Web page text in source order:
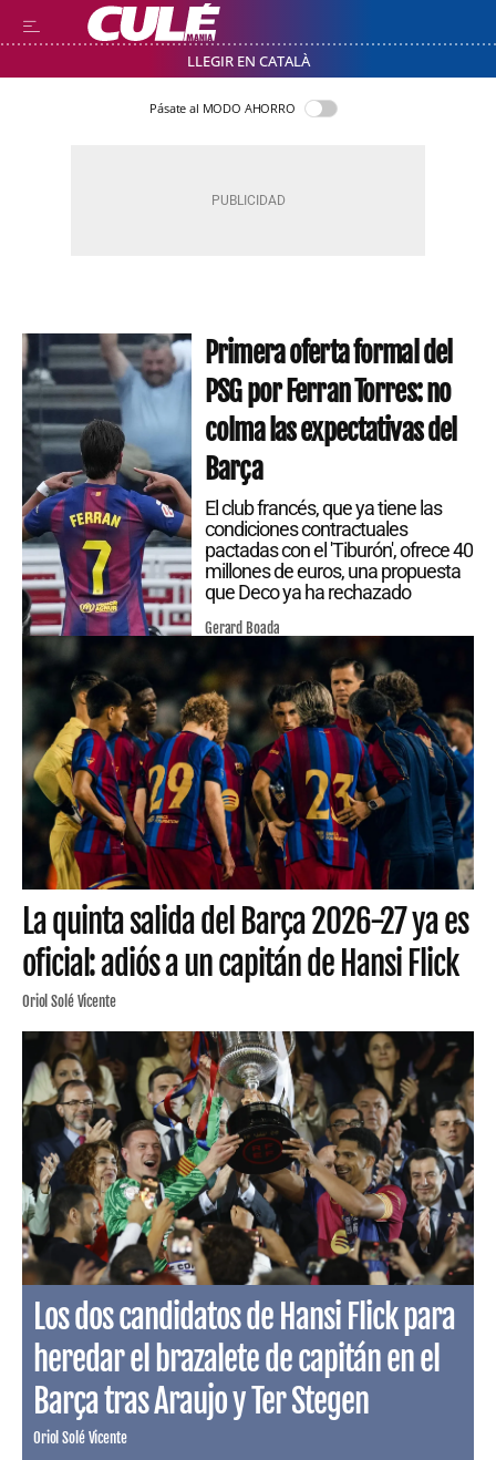
LLEGIR EN CATALÀ
Pásate al MODO AHORRO
Primera oferta formal del
PSG por Ferran Torres: no
colma las expectativas del
Barça
El club francés, que ya tiene las
condiciones contractuales
pactadas con el 'Tiburón', ofrece 40
millones de euros, una propuesta
que Deco ya ha rechazado
Gerard Boada
La quinta salida del Barça 2026-27 ya es
oficial: adiós a un capitán de Hansi Flick
Oriol Solé Vicente
Los dos candidatos de Hansi Flick para
heredar el brazalete de capitán en el
Barça tras Araujo y Ter Stegen
Oriol Solé Vicente